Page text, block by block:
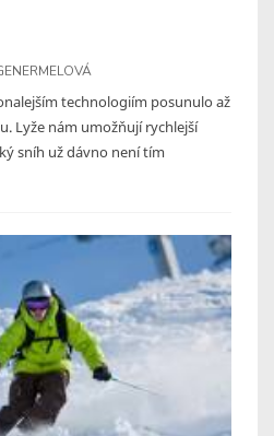
technologiím posunulo až
Lyže nám umožňují rychlejší
sníh už dávno není tím